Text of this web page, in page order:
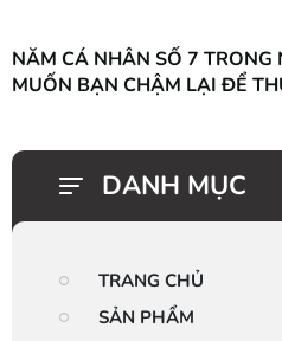
NĂM CÁ NHÂN SỐ 7
MUỐN BẠN CHẬM LẠI ĐỂ
DANH MỤC
TRANG CHỦ
SẢN PHẨM